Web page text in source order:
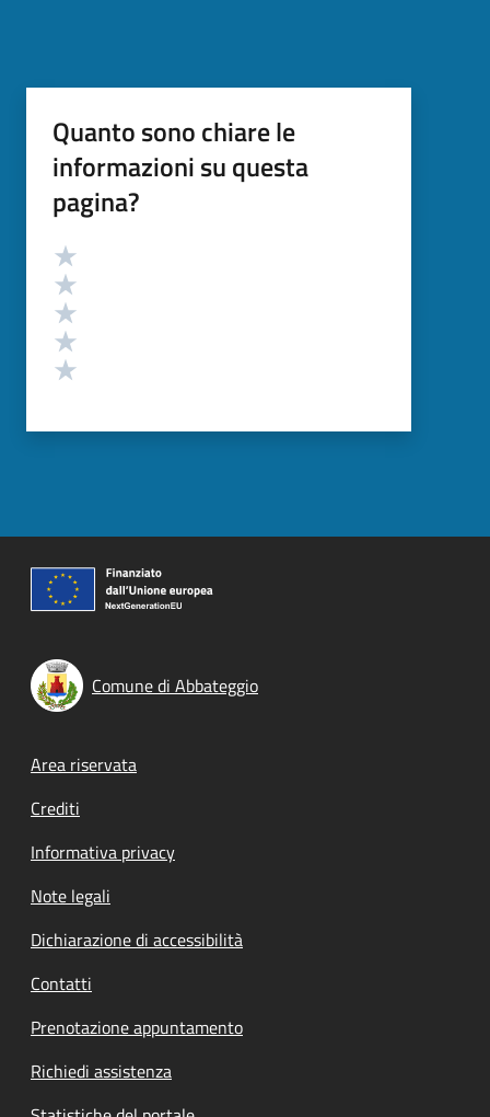
Quanto sono chiare le
informazioni su questa
pagina?
Valutazione
Comune di Abbateggio
Footer menu
Area riservata
Crediti
Informativa privacy
Note legali
Dichiarazione di accessibilità
Contatti
Prenotazione appuntamento
Richiedi assistenza